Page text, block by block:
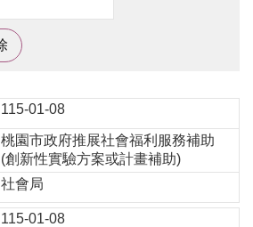
115-01-08
桃園市政府推展社會福利服務補助
(創新性實驗方案或計畫補助)
社會局
115-01-08